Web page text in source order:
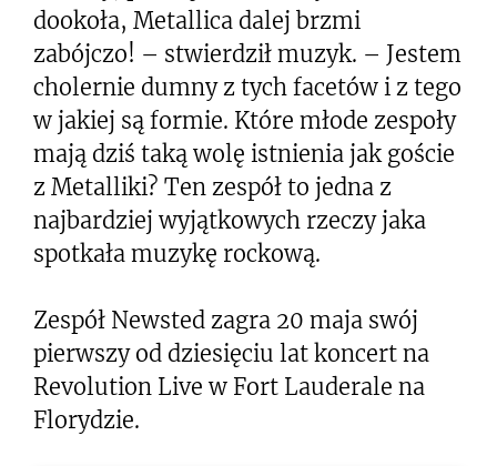
dookoła, Metallica dalej brzmi
zabójczo! – stwierdził muzyk. – Jestem
cholernie dumny z tych facetów i z tego
w jakiej są formie. Które młode zespoły
mają dziś taką wolę istnienia jak goście
z Metalliki? Ten zespół to jedna z
najbardziej wyjątkowych rzeczy jaka
spotkała muzykę rockową.
Zespół Newsted zagra 20 maja swój
pierwszy od dziesięciu lat koncert na
Revolution Live w Fort Lauderale na
Florydzie.